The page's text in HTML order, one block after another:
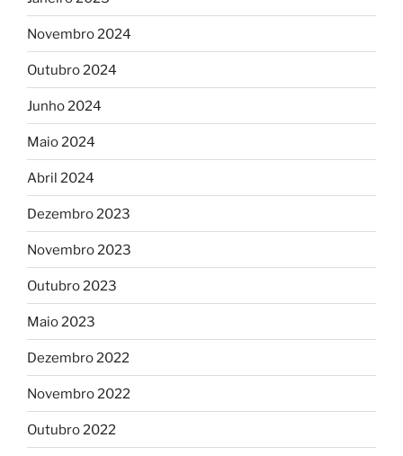
Novembro 2024
Outubro 2024
Junho 2024
Maio 2024
Abril 2024
Dezembro 2023
Novembro 2023
Outubro 2023
Maio 2023
Dezembro 2022
Novembro 2022
Outubro 2022